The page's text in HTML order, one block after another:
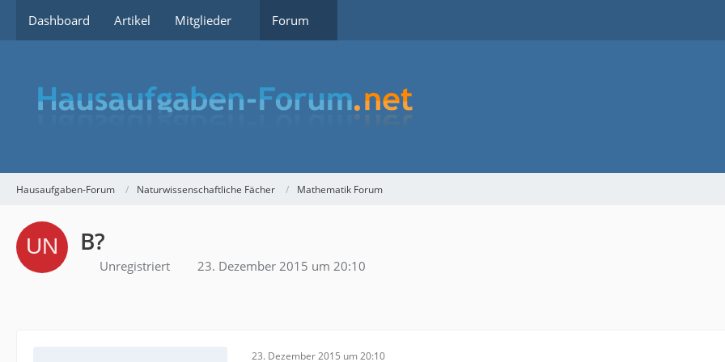
Dashboard Artikel Mitglieder Forum
Hausaufgaben-Forum Naturwissenschaftliche Fächer Mathematik Forum
B?
Unregistriert 23. Dezember 2015 um 20:10
23. Dezember 2015 um 20:10